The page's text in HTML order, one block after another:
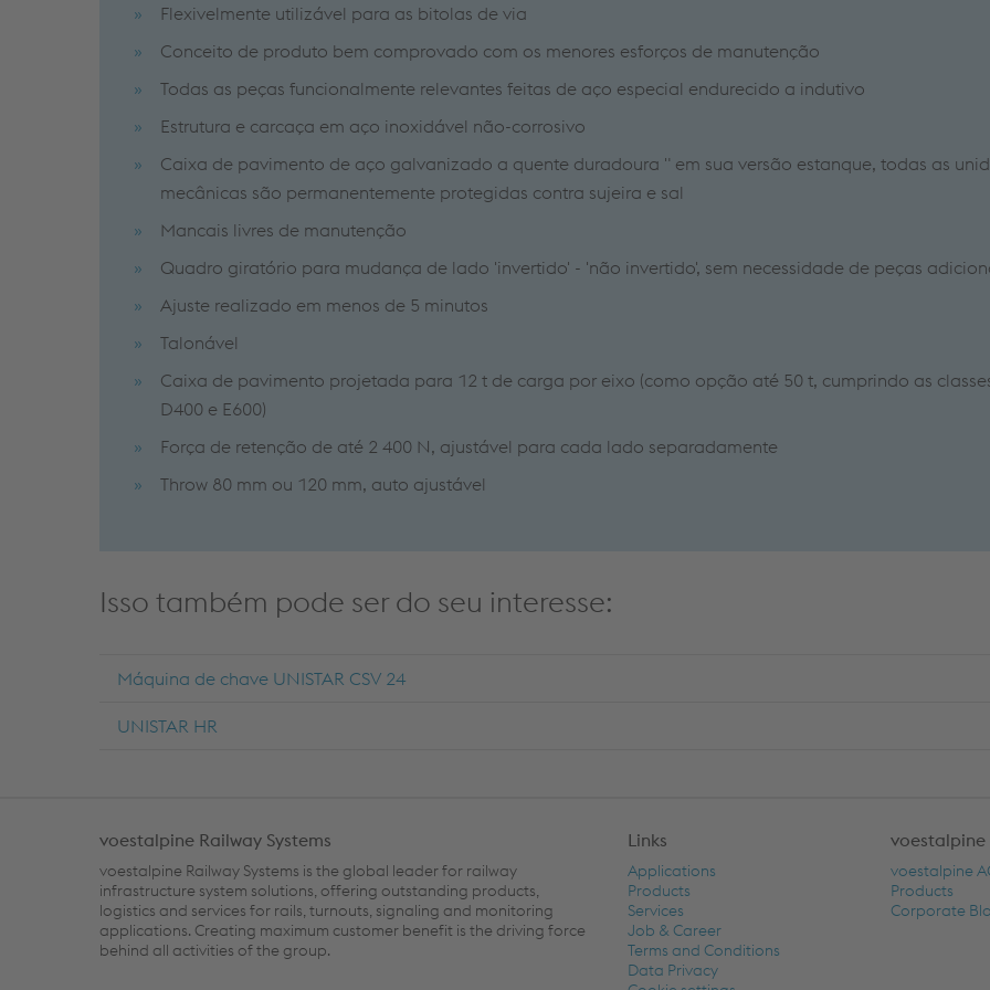
Flexivelmente utilizável para as bitolas de via
Conceito de produto bem comprovado com os menores esforços de manutenção
Todas as peças funcionalmente relevantes feitas de aço especial endurecido a indutivo
Estrutura e carcaça em aço inoxidável não-corrosivo
Caixa de pavimento de aço galvanizado a quente duradoura " em sua versão estanque, todas as
mecânicas são permanentemente protegidas contra sujeira e sal
Mancais livres de manutenção
Quadro giratório para mudança de lado 'invertido' - 'não invertido', sem necessidade de peças
Ajuste realizado em menos de 5 minutos
Talonável
Caixa de pavimento projetada para 12 t de carga por eixo (como opção até 50 t, cumprindo as
D400 e E600)
Força de retenção de até 2 400 N, ajustável para cada lado separadamente
Throw 80 mm ou 120 mm, auto ajustável
Isso também pode ser do seu interesse:
Máquina de chave UNISTAR CSV 24
UNISTAR HR
voestalpine Railway Systems
voestalpine Railway Systems is the global leader for railway
infrastructure system solutions, offering outstanding products,
logistics and services for rails, turnouts, signaling and monitoring
applications. Creating maximum customer benefit is the driving force
behind all activities of the group.
Links
Applications
Products
Services
Job & Career
Terms and Conditions
Data Privacy
voestalpine
voestalpine
Products
Corporate